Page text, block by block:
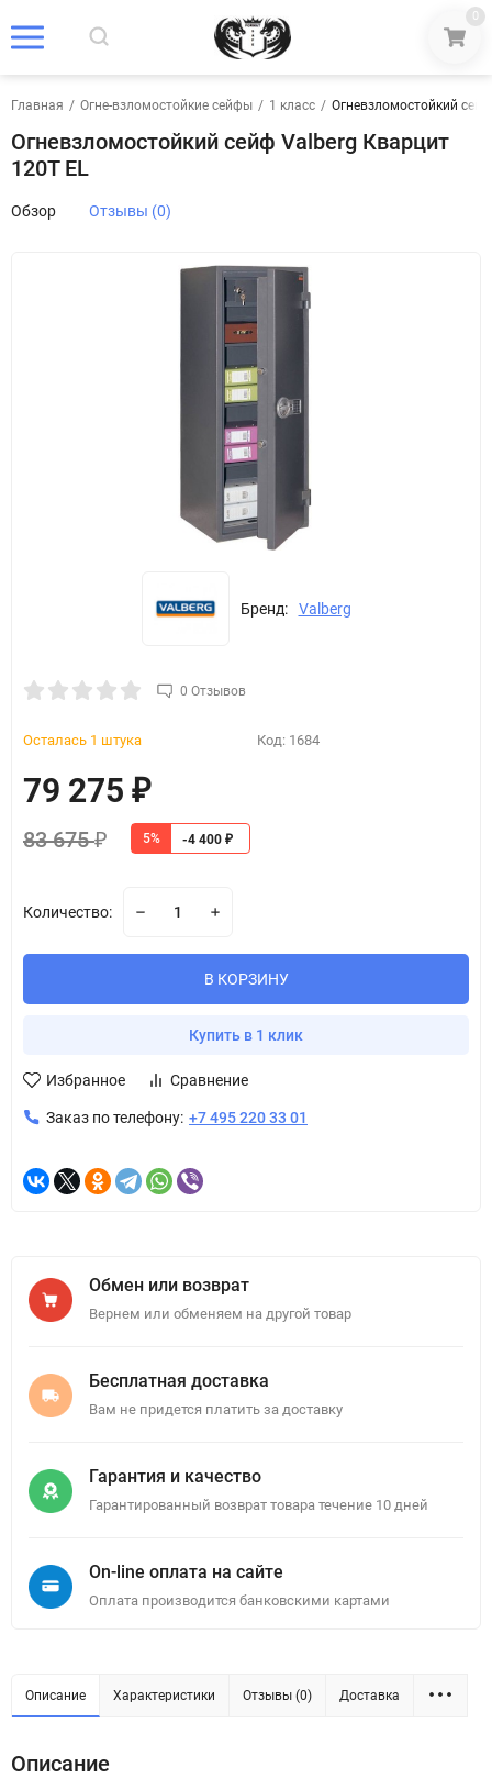
0
Главная / Огне-взломостойкие сейфы / 1 класс / Огневзломостойкий
Огневзломостойкий сейф Valberg Кварцит
120T EL
Обзор Отзывы (0)
Бренд: Valberg
0 Отзывов
Осталась 1 штука Код: 1684
79 275 ₽
83 675₽ 5% -4 400 ₽
Количество:
В КОРЗИНУ
Купить в 1 клик
Избранное Сравнение
Заказ по телефону: +7 495 220 33 01
Обмен или возврат
Вернем или обменяем на другой товар
Бесплатная доставка
Вам не придется платить за доставку
Гарантия и качество
Гарантированный возврат товара течение 10 дней
On-line оплата на сайте
Оплата производится банковскими картами
Описание Характеристики Отзывы (0) Доставка
Описание